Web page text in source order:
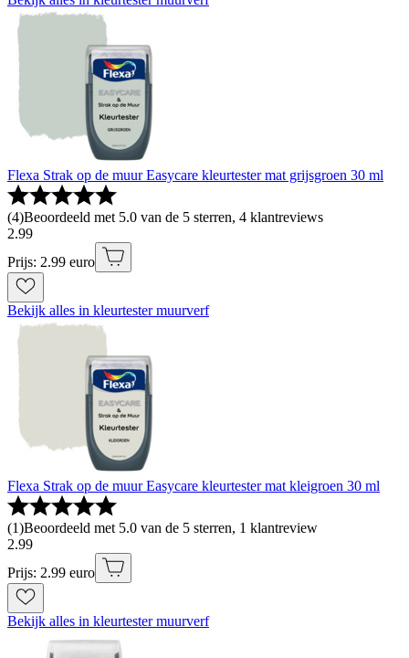
Flexa Strak op de muur Easycare kleurtester mat grijsgroen 30 ml
(4)Beoordeeld met 5.0 van de 5 sterren, 4 klantreviews
2.99
Prijs: 2.99 euro
Bekijk alles in kleurtester muurverf
Flexa Strak op de muur Easycare kleurtester mat kleigroen 30 ml
(1)Beoordeeld met 5.0 van de 5 sterren, 1 klantreview
2.99
Prijs: 2.99 euro
Bekijk alles in kleurtester muurverf